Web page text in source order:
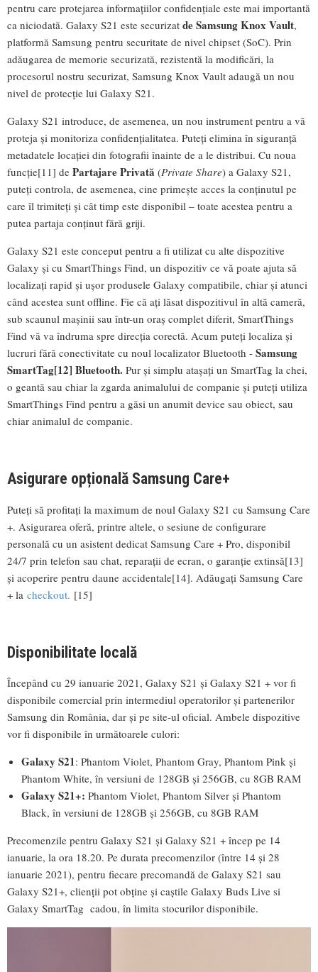
pentru care protejarea informațiilor confidențiale este mai importantă
ca niciodată. Galaxy S21 este securizat de Samsung Knox Vault,
platformă Samsung pentru securitate de nivel chipset (SoC). Prin
adăugarea de memorie securizată, rezistentă la modificări, la
procesorul nostru securizat, Samsung Knox Vault adaugă un nou
nivel de protecție lui Galaxy S21.
Galaxy S21 introduce, de asemenea, un nou instrument pentru a vă
proteja și monitoriza confidențialitatea. Puteți elimina în siguranță
metadatele locației din fotografii înainte de a le distribui. Cu noua
funcție[11] de Partajare Privată (Private Share) a Galaxy S21,
puteți controla, de asemenea, cine primește acces la conținutul pe
care îl trimiteți și cât timp este disponibil – toate acestea pentru a
putea partaja conținut fără griji.
Galaxy S21 este conceput pentru a fi utilizat cu alte dispozitive
Galaxy și cu SmartThings Find, un dispozitiv ce vă poate ajuta să
localizați rapid și ușor produsele Galaxy compatibile, chiar și atunci
când acestea sunt offline. Fie că ați lăsat dispozitivul în altă cameră,
sub scaunul mașinii sau într-un oraș complet diferit, SmartThings
Find vă va îndruma spre direcția corectă. Acum puteți localiza și
lucruri fără conectivitate cu noul localizator Bluetooth - Samsung
SmartTag[12] Bluetooth. Pur și simplu atașați un SmartTag la chei,
o geantă sau chiar la zgarda animalului de companie și puteți utiliza
SmartThings Find pentru a găsi un anumit device sau obiect, sau
chiar animalul de companie.
Asigurare opțională Samsung Care+
Puteți să profitați la maximum de noul Galaxy S21 cu Samsung Care
+. Asigurarea oferă, printre altele, o sesiune de configurare
personală cu un asistent dedicat Samsung Care + Pro, disponibil
24/7 prin telefon sau chat, reparații de ecran, o garanție extinsă[13]
și acoperire pentru daune accidentale[14]. Adăugați Samsung Care
+ la checkout. [15]
Disponibilitate locală
Începând cu 29 ianuarie 2021, Galaxy S21 și Galaxy S21 + vor fi
disponibile comercial prin intermediul operatorilor și partenerilor
Samsung din România, dar și pe site-ul oficial. Ambele dispozitive
vor fi disponibile în următoarele culori:
Galaxy S21: Phantom Violet, Phantom Gray, Phantom Pink și
Phantom White, în versiuni de 128GB și 256GB, cu 8GB RAM
Galaxy S21+: Phantom Violet, Phantom Silver și Phantom
Black, în versiuni de 128GB și 256GB, cu 8GB RAM
Precomenzile pentru Galaxy S21 și Galaxy S21 + încep pe 14
ianuarie, la ora 18.20. Pe durata precomenzilor (între 14 și 28
ianuarie 2021), pentru fiecare precomandă de Galaxy S21 sau
Galaxy S21+, clienții pot obține și caștile Galaxy Buds Live si
Galaxy SmartTag cadou, în limita stocurilor disponibile.